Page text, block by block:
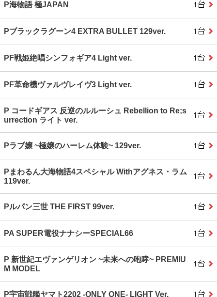
P海物語 極JAPAN
Pブラックラグーン4 EXTRA BULLET 129ver.
PF戦姫絶唱シンフォギア4 Light ver.
PF革命機ヴァルヴレイヴ3 Light ver.
P コードギアス 反逆のルルーシュ Rebellion to Re;s
urrection ライト ver.
Pラブ嬢 ~極嬢のハーレム体験~ 129ver.
Pまわるん大海物語4スペシャル Withアグネス・ラム
119ver.
Pルパン三世 THE FIRST 99ver.
PA SUPER電役ナナシーSPECIAL66
P 新世紀エヴァンゲリオン ~未来への咆哮~ PREMIU
M MODEL
P宇宙戦艦ヤマト2202 ‐ONLY ONE‐ LIGHT Ver.